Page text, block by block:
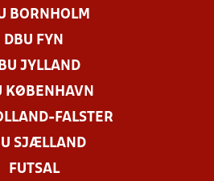
BORNHOLM
DBU FYN
JYLLAND
KØBENHAVN
FALSTER
SJÆLLAND
FUTSAL